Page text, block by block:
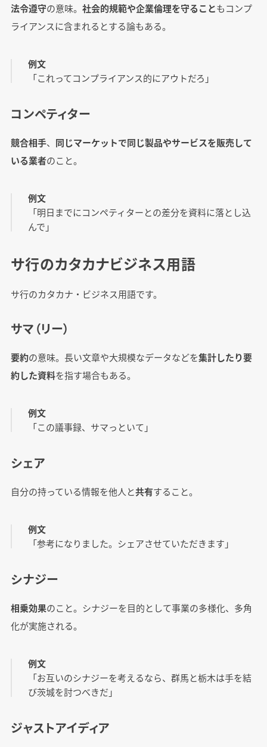
法令遵守の意味。 社会的規範や企業倫理を守ることもコンプ
ライアンスに含まれるとする論もある。
例文
「これってコンプライアンス的にアウトだろ」
コンペティター
競合相手、 同じマーケットで同じ製品やサービスを販売して
いる業者のこと。
例文
「明日までにコンペティターとの差分を資料に落とし込
んで」
サ行のカタカナビジネス用語
サ行のカタカナ・ビジネス用語です。
サマ（リー）
要約の意味。長い文章や大規模なデータなどを集計したり要
約した資料を指す場合もある。
例文
「この議事録、サマっといて」
シェア
自分の持っている情報を他人と共有すること。
例文
「参考になりました。シェアさせていただきます」
シナジー
相乗効果のこと。シナジーを目的として事業の多様化、多角
化が実施される。
例文
「お互いのシナジーを考えるなら、群馬と栃木は手を結
び茨城を討つべきだ」
ジャストアイディア